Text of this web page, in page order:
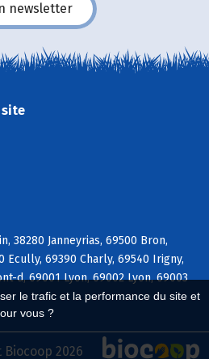
le trafic et la performance du site et
vous ?
newsletter
site
38280 Janneyrias, 69500 Bron,
Ecully, 69390 Charly, 69540 Irigny,
d, 69001 Lyon, 69002 Lyon, 69003
2026